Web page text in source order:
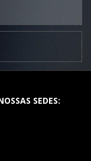
SEDES: